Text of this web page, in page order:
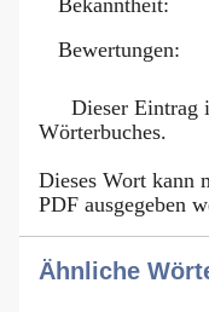
Bewertungen:
Dieser Eintrag
Wörterbuches.
Dieses Wort kann
PDF ausgegeben
Ähnliche